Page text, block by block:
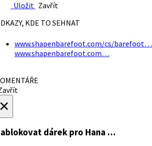
Uložit Zavřít
KDE TO SEHNAT
www.shapenbarefoot.com/cs/barefoot…
www.shapenbarefoot.com…
dárek pro Hana …